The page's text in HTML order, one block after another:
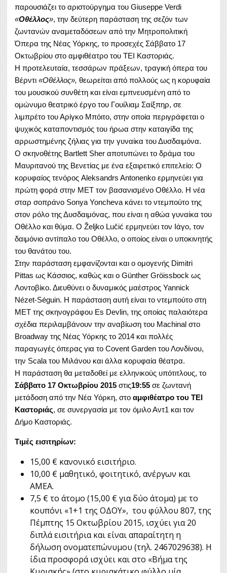
παρουσιάζει το αριστούργημα του Giuseppe Verdi
«Οθέλλος», την δεύτερη παράσταση της σεζόν των
ζωντανών αναμεταδόσεων από την Μητροπολιτική
Όπερα της Νέας Υόρκης, το προσεχές Σάββατο 17
Οκτωβρίου στο αμφιθέατρο του ΤΕΙ Καστοριάς.
Η προτελευταία, τεσσάρων πράξεων, τραγική όπερα του
Βέρντι «Οθέλλος», θεωρείται από πολλούς ως η κορυφαία
του μουσικού συνθέτη και είναι εμπνευσμένη από το
ομώνυμο θεατρικό έργο του Γουίλιαμ Σαίξπηρ, σε
λιμπρέτο του Αρίγκο Μπόιτο, στην οποία περιγράφεται ο
ψυχικός καταποντισμός του ήρωα στην καταιγίδα της
αρρωστημένης ζήλιας για την γυναίκα του Δυσδαιμόνα.
Ο σκηνοθέτης Bartlett Sher αποτυπώνει το δράμα του
Μαυριτανού της Βενετίας με ένα εξαιρετικό επιτελείο: Ο
κορυφαίος τενόρος Aleksandrs Antonenko ερμηνεύει για
πρώτη φορά στην ΜΕΤ τον βασανισμένο Οθέλλο. Η νέα
σταρ σοπράνο Sonya Yoncheva κάνει το ντεμπούτο της
στον ρόλο της Δυσδαιμόνας, που είναι η αθώα γυναίκα του
Οθέλλο και θύμα. Ο Željko Lučić ερμηνεύει τον Ιάγο, τον
δαιμόνιο αντίπαλο του Οθέλλο, ο οποίος είναι ο υποκινητής
του θανάτου του.
Στην παράσταση εμφανίζονται και ο ομογενής Dimitri
Pittas ως Κάσσιος, καθώς και ο Günther Gröissbock ως
Λοντοβίκο. Διευθύνει ο δυναμικός μαέστρος Yannick
Nézet-Séguin. Η παράσταση αυτή είναι το ντεμπούτο στη
ΜΕΤ της σκηνογράφου Es Devlin, της οποίας παλαιότερα
σχέδια περιλαμβάνουν την αναβίωση του Machinal στο
Broadway της Νέας Υόρκης το 2014 και πολλές
παραγωγές όπερας για το Covent Garden του Λονδίνου,
την Scala του Μιλάνου και άλλα κορυφαία θέατρα.
Η παράσταση θα μεταδοθεί με ελληνικούς υπότιτλους, το
Σάββατο 17 Οκτωβρίου 2015 στις19:55 σε ζωντανή
μετάδοση από την Νέα Υόρκη, στο αμφιθέατρο του ΤΕΙ
Καστοριάς, σε συνεργασία με τον όμιλο Αντ1 και τον
Δήμο Καστοριάς.
Τιμές εισιτηρίων:
15,00 € κανονικό εισιτήριο.
10,00 € μαθητικό, φοιτητικό, ανέργων και
ΑΜΕΑ.
7,5 € το άτομο (15,00 € για δύο άτομα) με το
κουπόνι «1+1 της ΟΔΟΥ», του φύλλου 807, της
Πέμπτης 15 Οκτωβρίου 2015, ισχύει για 20
διπλά εισιτήρια και είναι απαραίτητη η
δήλωση ονοματεπώνυμου (τηλ. 2467029638). Η
ίδια προσφορά ισχύει και στο «Βήμα της